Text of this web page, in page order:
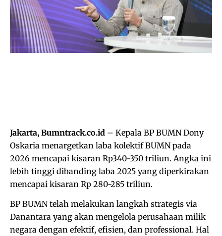
Jakarta, Bumntrack.co.id – Kepala BP BUMN Dony
Oskaria menargetkan laba kolektif BUMN pada
2026 mencapai kisaran Rp340-350 triliun. Angka ini
lebih tinggi dibanding laba 2025 yang diperkirakan
mencapai kisaran Rp 280-285 triliun.
BP BUMN telah melakukan langkah strategis via
Danantara yang akan mengelola perusahaan milik
negara dengan efektif, efisien, dan professional. Hal